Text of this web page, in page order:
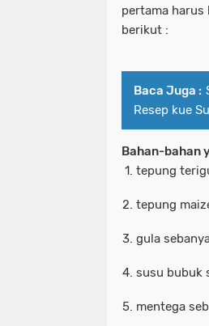
pertama harus
berikut :
Baca Juga :
Resep kue
Bahan-bahan
tepung
tepung
gula
susu bubuk
mentega